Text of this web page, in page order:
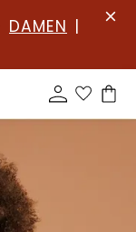
DAMEN |